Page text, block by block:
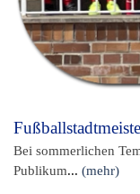
Bei sommerlichen
Publikum... (mehr)